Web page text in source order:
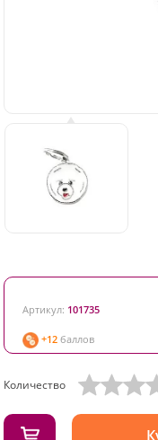
Артикул: 101735
+12 баллов
Количество